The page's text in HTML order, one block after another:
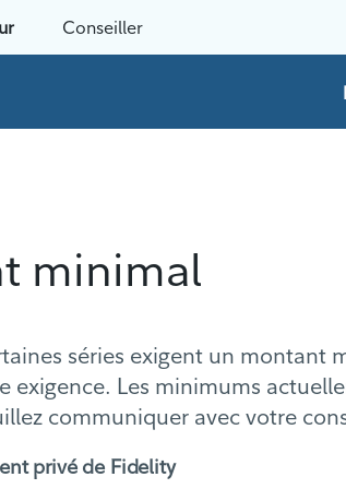
Conseiller
minimal
séries exigent un
exigence. Les minimums
communiquer avec votre
privé de Fidelity